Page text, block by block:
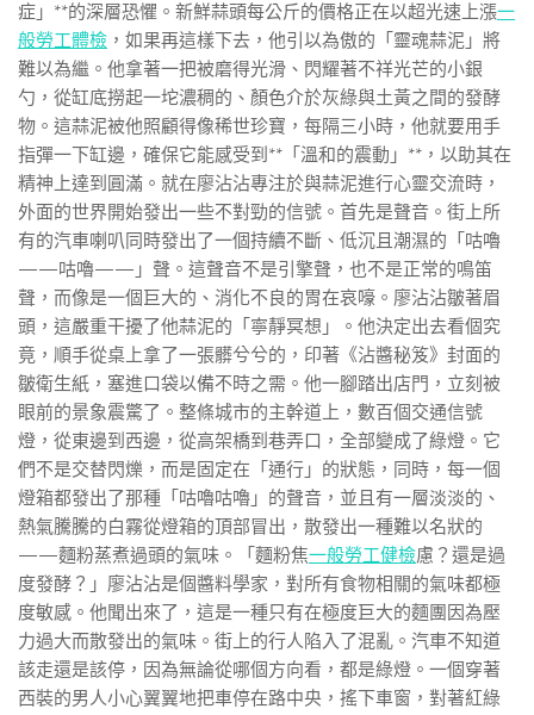
症」**的深層恐懼。新鮮蒜頭每公斤的價格正在以超光速上漲一
般勞工體檢 ，如果再這樣下去，他引以為傲的「靈魂蒜泥」將
難以為繼。他拿著一把被磨得光滑、閃耀著不祥光芒的小銀
勺，從缸底撈起一坨濃稠的、顏色介於灰綠與土黃之間的發酵
物。這蒜泥被他照顧得像稀世珍寶，每隔三小時，他就要用手
指彈一下缸邊，確保它能感受到**「溫和的震動」**，以助其在
精神上達到圓滿。就在廖沾沾專注於與蒜泥進行心靈交流時，
外面的世界開始發出一些不對勁的信號。首先是聲音。街上所
有的汽車喇叭同時發出了一個持續不斷、低沉且潮濕的「咕嚕
——咕嚕——」聲。這聲音不是引擎聲，也不是正常的鳴笛
聲，而像是一個巨大的、消化不良的胃在哀嚎。廖沾沾皺著眉
頭，這嚴重干擾了他蒜泥的「寧靜冥想」。他決定出去看個究
竟，順手從桌上拿了一張髒兮兮的，印著《沾醬秘笈》封面的
皺衛生紙，塞進口袋以備不時之需。他一腳踏出店門，立刻被
眼前的景象震驚了。整條城市的主幹道上，數百個交通信號
燈，從東邊到西邊，從高架橋到巷弄口，全部變成了綠燈。它
們不是交替閃爍，而是固定在「通行」的狀態，同時，每一個
燈箱都發出了那種「咕嚕咕嚕」的聲音，並且有一層淡淡的、
熱氣騰騰的白霧從燈箱的頂部冒出，散發出一種難以名狀的
——麵粉蒸煮過頭的氣味。「麵粉焦一般勞工健檢慮？還是過
度發酵？」廖沾沾是個醬料學家，對所有食物相關的氣味都極
度敏感。他聞出來了，這是一種只有在極度巨大的麵團因為壓
力過大而散發出的氣味。街上的行人陷入了混亂。汽車不知道
該走還是該停，因為無論從哪個方向看，都是綠燈。一個穿著
西裝的男人小心翼翼地把車停在路中央，搖下車窗，對著紅綠